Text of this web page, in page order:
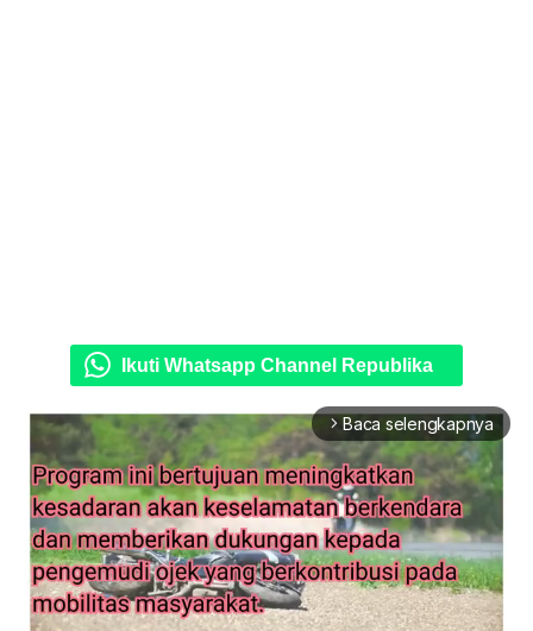
Ikuti Whatsapp Channel Republika
arrow_forward_ios Baca selengkapnya